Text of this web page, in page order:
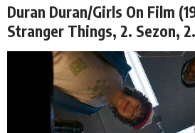
Duran Duran/Girls On Film
Stranger Things, 2. Sezon,